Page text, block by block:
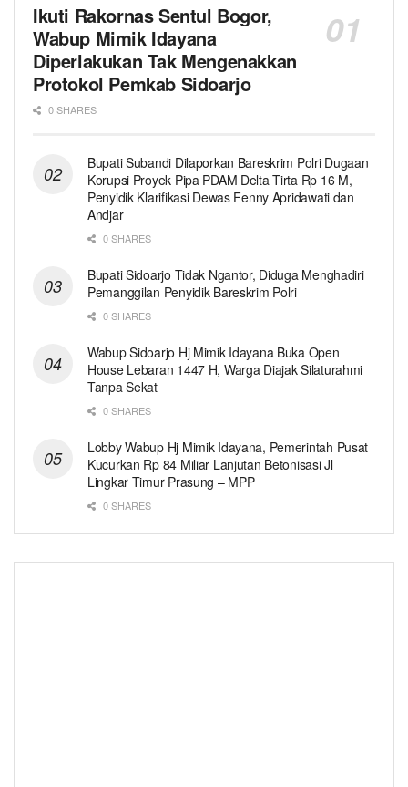
Ikuti Rakornas Sentul Bogor,
Wabup Mimik Idayana
Diperlakukan Tak Mengenakkan
Protokol Pemkab Sidoarjo
0 SHARES
Bupati Subandi Dilaporkan Bareskrim Polri Dugaan
Korupsi Proyek Pipa PDAM Delta Tirta Rp 16 M,
Penyidik Klarifikasi Dewas Fenny Apridawati dan
Andjar
0 SHARES
Bupati Sidoarjo Tidak Ngantor, Diduga Menghadiri
Pemanggilan Penyidik Bareskrim Polri
0 SHARES
Wabup Sidoarjo Hj Mimik Idayana Buka Open
House Lebaran 1447 H, Warga Diajak Silaturahmi
Tanpa Sekat
0 SHARES
Lobby Wabup Hj Mimik Idayana, Pemerintah Pusat
Kucurkan Rp 84 Miliar Lanjutan Betonisasi Jl
Lingkar Timur Prasung – MPP
0 SHARES